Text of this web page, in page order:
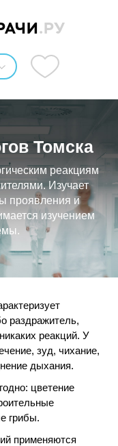
.РУ
Томска
реакциям
Изучает
проявления и
изучением
раздражитель,
реакций. У
зуд, чихание,
дыхания.
цветение
грибы.
применяются